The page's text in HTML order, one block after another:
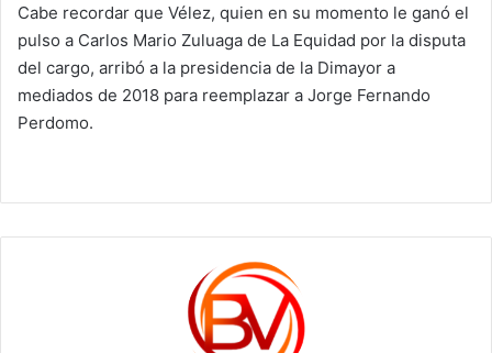
Cabe recordar que Vélez, quien en su momento le ganó el
pulso a Carlos Mario Zuluaga de La Equidad por la disputa
del cargo, arribó a la presidencia de la Dimayor a
mediados de 2018 para reemplazar a Jorge Fernando
Perdomo.